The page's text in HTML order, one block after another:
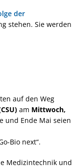
der
stehen. Sie werden
auf den Weg
am Mittwoch,
und Ende Mai seien
Bio next“.
Medizintechnik und